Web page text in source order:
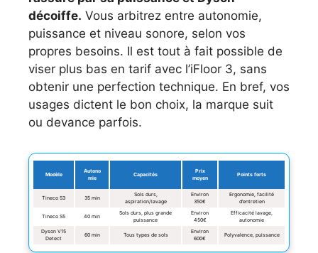
décoiffe. Vous arbitrez entre autonomie,
puissance et niveau sonore, selon vos
propres besoins. Il est tout à fait possible de
viser plus bas en tarif avec l’iFloor 3, sans
obtenir une perfection technique. En bref, vos
usages dictent le bon choix, la marque suit
ou devance parfois.
Modèle
Autono
mie
Capacités
Prix
moyen
Points forts
Tineco S3 35 min
Sols durs,
aspiration/lavage
Environ
350€
Ergonomie, facilité
d’entretien
Tineco S5 40 min
Sols durs, plus grande
puissance
Environ
450€
Efficacité lavage,
autonomie
Dyson V15
Detect
60 min Tous types de sols
Environ
600€
Polyvalence, puissance